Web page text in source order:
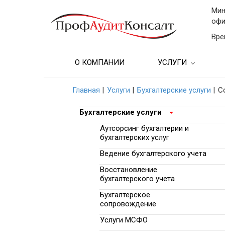
О КОМПАНИИ УСЛУГИ
Консультационные
предприятии
Подбор кадров и
(Анализ)
Главная | Услуги | Бухгалтерские услуги |
Бухгалтерские услуги
Аутсорсинг бухгалтерии и
бухгалтерских услуг
Ведение бухгалтерского учета
Восстановление
бухгалтерского учета
Бухгалтерское
сопровождение
Услуги МСФО